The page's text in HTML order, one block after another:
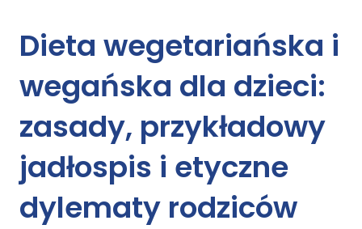
Dieta wegetariańska i
wegańska dla dzieci:
zasady, przykładowy
jadłospis i etyczne
dylematy rodziców